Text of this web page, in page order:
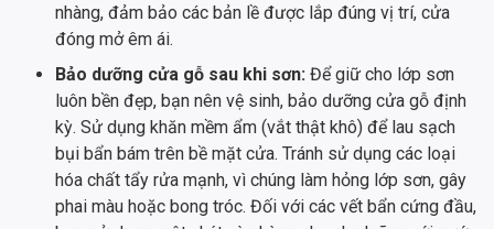
nhàng, đảm bảo các bản lề được lắp đúng vị trí, cửa
đóng mở êm ái.
Bảo dưỡng cửa gỗ sau khi sơn: Để giữ cho lớp sơn
luôn bền đẹp, bạn nên vệ sinh, bảo dưỡng cửa gỗ định
kỳ. Sử dụng khăn mềm ẩm (vắt thật khô) để lau sạch
bụi bẩn bám trên bề mặt cửa. Tránh sử dụng các loại
hóa chất tẩy rửa mạnh, vì chúng làm hỏng lớp sơn, gây
phai màu hoặc bong tróc. Đối với các vết bẩn cứng đầu,